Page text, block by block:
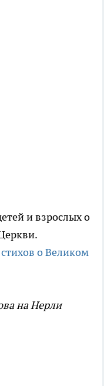
и взрослых о
о Великом
на Нерли